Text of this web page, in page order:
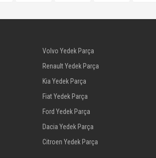
Volvo Yedek Parça
Renault Yedek Parça
Kia Yedek Parça
Fiat Yedek Parça
Ford Yedek Parça
Dacia Yedek Parça
Citroen Yedek Parça